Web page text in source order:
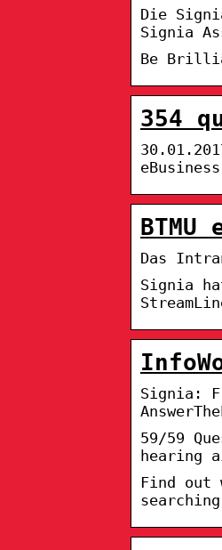
Die
Signia
Be
354
Das
Signia
Signia:
59/59
hearing
Find out